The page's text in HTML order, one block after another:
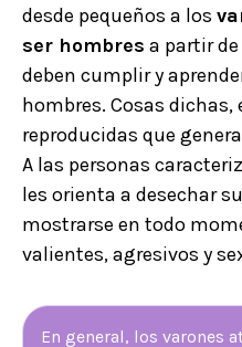
desde pequeños a los
ser hombres a partir
deben cumplir y
hombres. Cosas dichas,
reproducidas que
A las personas
les orienta a desechar
mostrarse en todo
valientes, agresivos y
En general, los varones